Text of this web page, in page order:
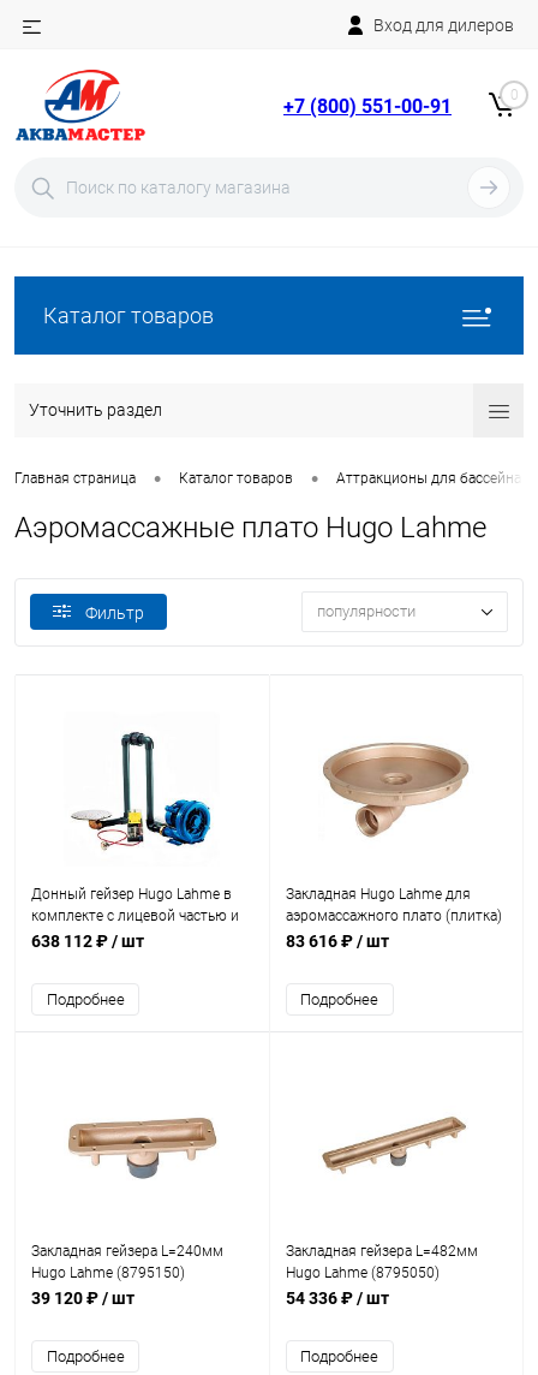
Вход для дилеров
+7 (800) 551-00-91 0
Каталог товаров
Уточнить раздел
Главная страница • Каталог товаров • Аттракционы для бассейна
Аэромассажные плато Hugo Lahme
Фильтр популярности
Донный гейзер Hugo Lahme в
комплекте с лицевой частью и
компрессором 1,3кВт (8530020)
638 112 ₽/ шт
Подробнее
Закладная Hugo Lahme для
аэромассажного плато (плитка)
(8501050)
83 616 ₽/ шт
Подробнее
Закладная гейзера L=240мм
Hugo Lahme (8795150)
39 120 ₽/ шт
Подробнее
Закладная гейзера L=482мм
Hugo Lahme (8795050)
54 336 ₽/ шт
Подробнее